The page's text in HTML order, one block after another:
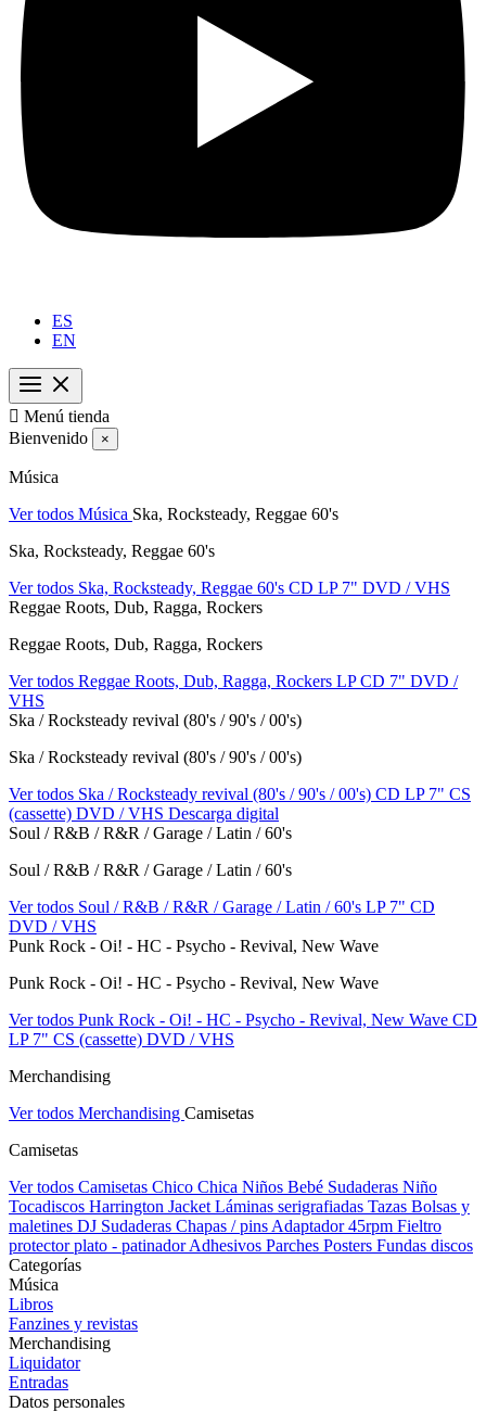
ES
EN
 Menú tienda
Bienvenido
×
Música
Ver todos Música Ska, Rocksteady, Reggae 60's
Ska, Rocksteady, Reggae 60's
Ver todos Ska, Rocksteady, Reggae 60's CD LP 7" DVD / VHS
Reggae Roots, Dub, Ragga, Rockers
Reggae Roots, Dub, Ragga, Rockers
Ver todos Reggae Roots, Dub, Ragga, Rockers LPCD 7" DVD /
VHS
Ska / Rocksteady revival (80's / 90's / 00's)
Ska / Rocksteady revival (80's / 90's / 00's)
Ver todos Ska / Rocksteady revival (80's / 90's / 00's) CD LP 7" CS
(cassette) DVD / VHS Descarga digital
Soul / R&B / R&R / Garage / Latin / 60's
Soul / R&B / R&R / Garage / Latin / 60's
Ver todos Soul / R&B / R&R / Garage / Latin / 60's LP 7" CD
DVD / VHS
Punk Rock - Oi! - HC - Psycho - Revival, New Wave
Punk Rock - Oi! - HC - Psycho - Revival, New Wave
Ver todos Punk Rock - Oi! - HC - Psycho - Revival, New Wave CD
LP 7" CS (cassette) DVD / VHS
Merchandising
Ver todos Merchandising Camisetas
Camisetas
Ver todos Camisetas Chico Chica Niños Bebé Sudaderas Niño
Tocadiscos Harrington Jacket Láminas serigrafiadas Tazas Bolsas y
maletines DJ Sudaderas Chapas / pins Adaptador 45rpm Fieltro
protector plato - patinadorAdhesivos Parches Posters Fundas discos
Categorías
Música
Libros
Fanzines y revistas
Merchandising
Liquidator
Entradas
Datos personales